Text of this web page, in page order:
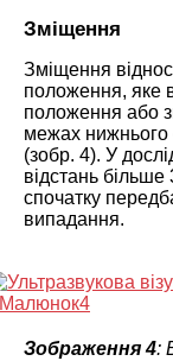
Зміщення
Зміщення
положення, яке
положення або
межах нижнього
(зобр. 4). У
відстань
спочатку
випадання.
Зображення 4: